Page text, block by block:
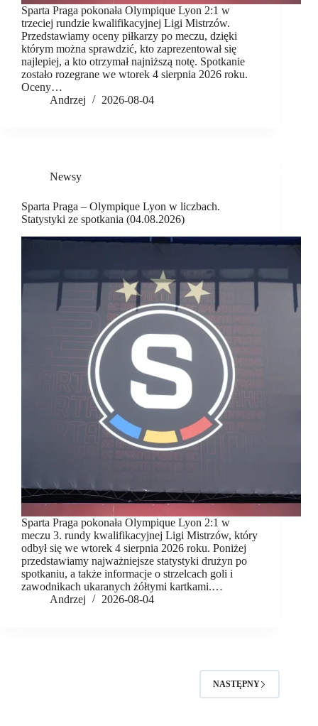
Sparta Praga pokonała Olympique Lyon 2:1 w
trzeciej rundzie kwalifikacyjnej Ligi Mistrzów.
Przedstawiamy oceny piłkarzy po meczu, dzięki
którym można sprawdzić, kto zaprezentował się
najlepiej, a kto otrzymał najniższą notę. Spotkanie
zostało rozegrane we wtorek 4 sierpnia 2026 roku.
Oceny…
Andrzej
2026-08-04
Newsy
Sparta Praga – Olympique Lyon w liczbach.
Statystyki ze spotkania (04.08.2026)
Sparta Praga pokonała Olympique Lyon 2:1 w
meczu 3. rundy kwalifikacyjnej Ligi Mistrzów, który
odbył się we wtorek 4 sierpnia 2026 roku. Poniżej
przedstawiamy najważniejsze statystyki drużyn po
spotkaniu, a także informacje o strzelcach goli i
zawodnikach ukaranych żółtymi kartkami.…
Andrzej
2026-08-04
NASTĘPNY